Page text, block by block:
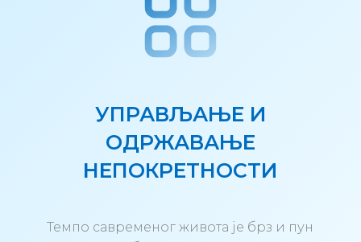
УПРАВЉАЊЕ И
ОДРЖАВАЊЕ
НЕПОКРЕТНОСТИ
Темпо савременог живота је брз и пун